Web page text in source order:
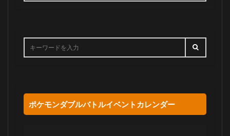
ポケモンダブルバトルイベントカレンダー